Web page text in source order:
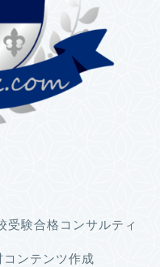
受験合格コンサルティ
ンテンツ作成